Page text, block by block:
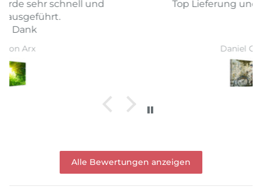
Top Lieferung und Preis Leistung
Alle Bewertungen anzeigen